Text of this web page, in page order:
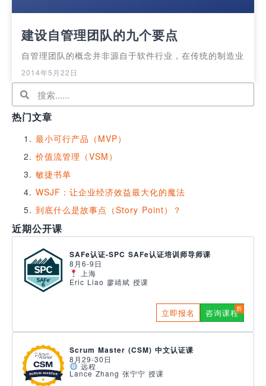
建设自管理团队的九个要点
自管理团队的概念并非源自于软件行业，在传统的制造业
2014年5月22日
热门文章
最小可行产品（MVP）
价值流管理（VSM）
敏捷书单
WSJF：让企业经济效益最大化的魔法
到底什么是故事点（Story Point）？
近期公开课
SAFe认证-SPC SAFe认证培训师导师课
8月6-9日
上海
Eric Liao 廖靖斌 授课
立即报名 咨询课程
Scrum Master (CSM) 中文认证课
8月29-30日
远程
Lance Zhang 张宁宁 授课